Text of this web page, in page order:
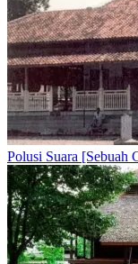
Polusi Suara [Sebuah